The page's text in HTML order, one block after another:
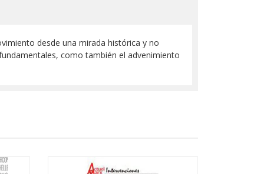
desde una mirada histórica y no
como también el advenimiento